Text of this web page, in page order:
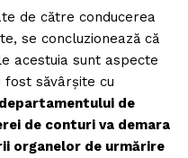
de către conducerea
se concluzionează că
acestuia sunt aspecte
fost săvârșite cu
de
de conturi va demara
organelor de urmărire